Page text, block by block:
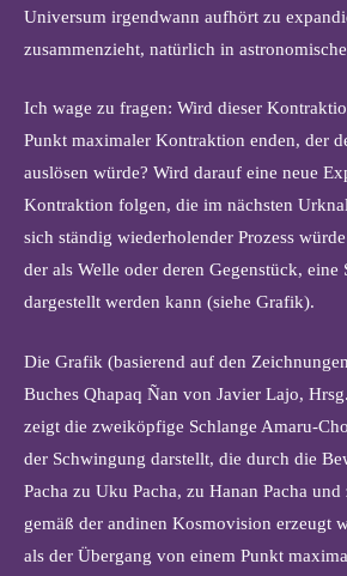
Universum irgendwann aufhört zu
zusammenzieht, natürlich in
Ich wage zu fragen: Wird dieser
Punkt maximaler Kontraktion enden, der
auslösen würde? Wird darauf eine neue
Kontraktion folgen, die im nächsten
sich ständig wiederholender Prozess
der als Welle oder deren Gegenstück, eine
dargestellt werden kann (siehe Grafik).
Die Grafik (basierend auf den
Buches Qhapaq Ñan von Javier Lajo,
zeigt die zweiköpfige Schlange Amaru-
der Schwingung darstellt, die durch die
Pacha zu Uku Pacha, zu Hanan Pacha
gemäß der andinen Kosmovision erzeugt
als der Übergang von einem Punkt